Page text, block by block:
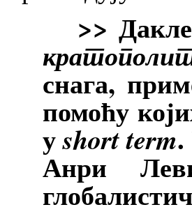
>>
снага,
помоћу
уshort term.
Анри